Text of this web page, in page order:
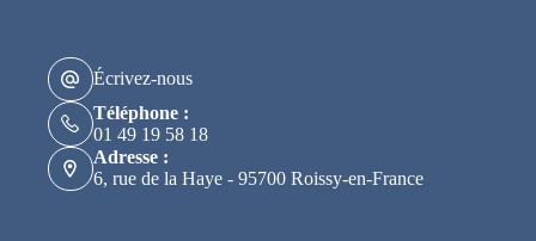
Écrivez-nous
Téléphone :
01 49 19 58 18
Adresse :
6, rue de la Haye - 95700 Roissy-en-France